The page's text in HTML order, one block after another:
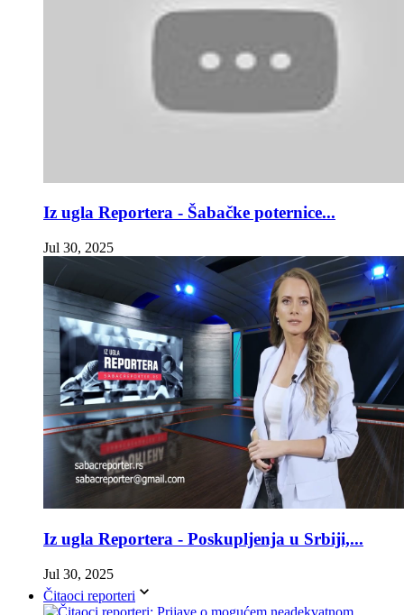
Iz ugla Reportera - Šabačke poternice...
Jul 30, 2025
Iz ugla Reportera - Poskupljenja u Srbiji,...
Jul 30, 2025
Čitaoci reporteri